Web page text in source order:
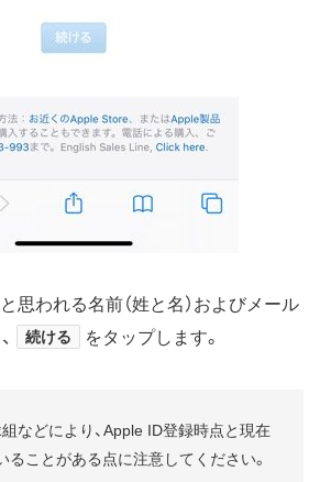
思われる名前（姓と名）およびメール
続ける をタップします。
などにより、Apple ID登録時点と現在
ることがある点に注意してください。